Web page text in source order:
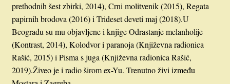
prethodnih šest zbirki, 2014), Crni molitvenik (2015), Regata
papirnih brodova (2016) i Trideset deveti maj (2018).U
Beogradu su mu objavljene i knjige Odrastanje melanholije
(Kontrast, 2014), Kolodvor i paranoja (Književna radionica
Rašić, 2015) i Pisma s juga (Književna radionica Rašić,
2019).Živeo je i radio širom ex-Yu. Trenutno živi između